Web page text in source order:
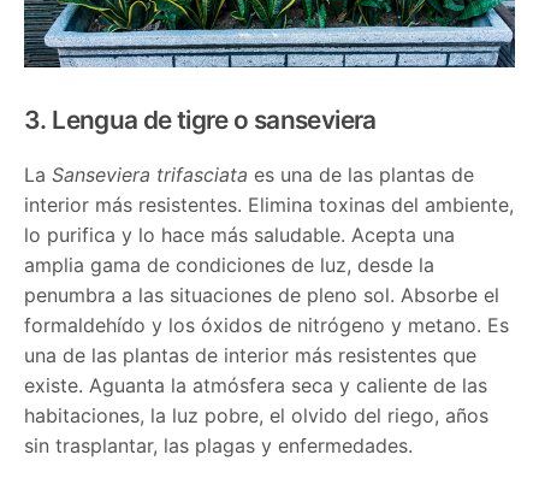
3. Lengua de tigre o sanseviera
LaSanseviera trifasciata es una de las plantas de
interior más resistentes. Elimina toxinas del ambiente,
lo purifica y lo hace más saludable. Acepta una
amplia gama de condiciones de luz, desde la
penumbra a las situaciones de pleno sol. Absorbe el
formaldehído y los óxidos de nitrógeno y metano. Es
una de las plantas de interior más resistentes que
existe. Aguanta la atmósfera seca y caliente de las
habitaciones, la luz pobre, el olvido del riego, años
sin trasplantar, las plagas y enfermedades.